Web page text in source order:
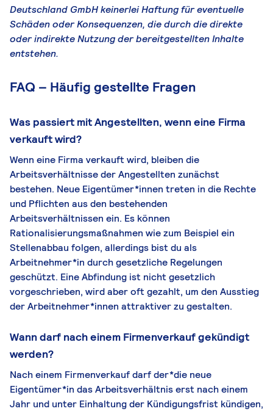
Deutschland GmbH keinerlei Haftung für eventuelle
Schäden oder Konsequenzen, die durch die direkte
oder indirekte Nutzung der bereitgestellten Inhalte
entstehen.
FAQ – Häufig gestellte Fragen
Was passiert mit Angestellten, wenn eine Firma
verkauft wird?
Wenn eine Firma verkauft wird, bleiben die
Arbeitsverhältnisse der Angestellten zunächst
bestehen. Neue Eigentümer*innen treten in die Rechte
und Pflichten aus den bestehenden
Arbeitsverhältnissen ein. Es können
Rationalisierungsmaßnahmen wie zum Beispiel ein
Stellenabbau folgen, allerdings bist du als
Arbeitnehmer*in durch gesetzliche Regelungen
geschützt. Eine Abfindung ist nicht gesetzlich
vorgeschrieben, wird aber oft gezahlt, um den Ausstieg
der Arbeitnehmer*innen attraktiver zu gestalten.
Wann darf nach einem Firmenverkauf gekündigt
werden?
Nach einem Firmenverkauf darf der*die neue
Eigentümer*in das Arbeitsverhältnis erst nach einem
Jahr und unter Einhaltung der Kündigungsfrist kündigen,